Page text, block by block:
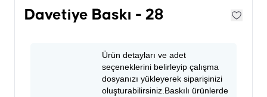
Davetiye Baskı - 28
Ürün detayları ve adet
seçeneklerini belirleyip çalışma
dosyanızı yükleyerek siparişinizi
oluşturabilirsiniz.Baskılı ürünlerde